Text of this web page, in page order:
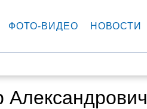
ФОТО-ВИДЕО НОВОСТИ
Александрович